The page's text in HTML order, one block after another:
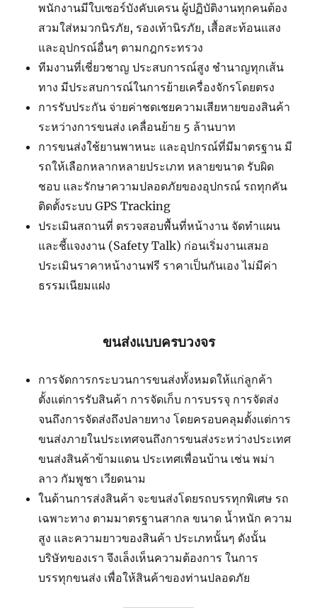
พนักงานมีใบเซอร์บังคับเครน ผู้ปฏิบัติงานทุกคนต้อง
สวมใส่หมวกนิรภัย, รองเท้านิรภัย, เสื้อสะท้อนแสง
และอุปกรณ์อื่นๆ ตามกฎกระทรวง
ทีมงานที่เชี่ยวชาญ ประสบการณ์สูง ชำนาญทุกเส้น
ทาง มีประสบการณ์ในการย้ายเครื่องจักรโดยตรง
การรับประกัน จ่ายค่าชดเชยความเสียหายของสินค้า
ระหว่างการขนส่ง เคลื่อนย้าย 5 ล้านบาท
การขนส่งใช้ยานพาหนะ และอุปกรณ์ที่มีมาตรฐาน มี
รถให้เลือกหลากหลายประเภท หลายขนาด รับผิด
ชอบ และรักษาความปลอดภัยของอุปกรณ์ รถทุกคัน
ติดตั้งระบบ GPS Tracking
ประเมินสถานที่ ตรวจสอบพื้นที่หน้างาน จัดทำแผน
และชี้แจงงาน (Safety Talk) ก่อนเริ่มงานเสมอ
ประเมินราคาหน้างานฟรี ราคาเป็นกันเอง ไม่มีค่า
ธรรมเนียมแฝง
ขนส่งแบบครบวงจร
การจัดการกระบวนการขนส่งทั้งหมดให้แก่ลูกค้า
ตั้งแต่การรับสินค้า การจัดเก็บ การบรรจุ การจัดส่ง
จนถึงการจัดส่งถึงปลายทาง โดยครอบคลุมตั้งแต่การ
ขนส่งภายในประเทศจนถึงการขนส่งระหว่างประเทศ
ขนส่งสินค้าข้ามแดน ประเทศเพื่อนบ้าน เช่น พม่า
ลาว กัมพูชา เวียดนาม
ในด้านการส่งสินค้า จะขนส่งโดยรถบรรทุกพิเศษ รถ
เฉพาะทาง ตามมาตรฐานสากล ขนาด น้ำหนัก ความ
สูง และความยาวของสินค้า ประเภทนั้นๆ ดังนั้น
บริษัทของเรา จึงเล็งเห็นความต้องการ ในการ
บรรทุกขนส่ง เพื่อให้สินค้าของท่านปลอดภัย